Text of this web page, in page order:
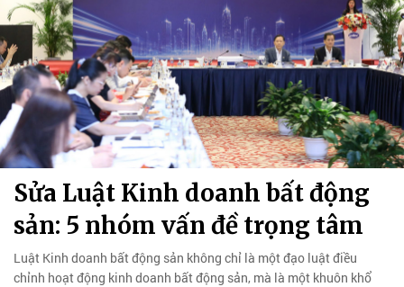
Sửa Luật Kinh doanh bất động
sản: 5 nhóm vấn đề trọng tâm
Luật Kinh doanh bất động sản không chỉ là một đạo luật điều
chỉnh hoạt động kinh doanh bất động sản, mà là một khuôn khổ